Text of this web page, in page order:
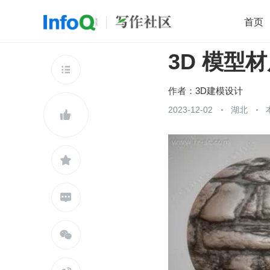
首页
开源 架构
团队管理
查看更多





3D 模型
作者： 3D建模设计
2023-12-02 湖北